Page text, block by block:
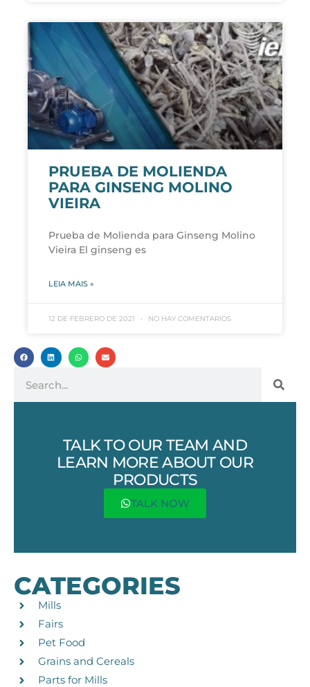
PRUEBA DE MOLIENDA
PARA GINSENG MOLINO
VIEIRA
Prueba de Molienda para Ginseng Molino
Vieira El ginseng es
LEIA MAIS »
12 DE FEBRERO DE 2021 NO HAY COMENTARIOS
TALK TO OUR TEAM AND
LEARN MORE ABOUT OUR
PRODUCTS
TALK NOW
CATEGORIES
Mills
Fairs
Pet Food
Grains and Cereals
Parts for Mills